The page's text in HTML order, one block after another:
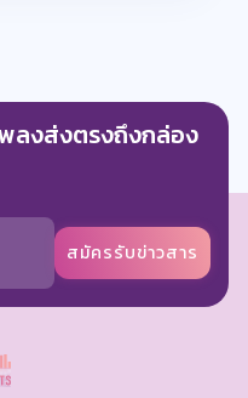
พลงส่งตรงถึงกล่อง
สมัครรับข่าวสาร